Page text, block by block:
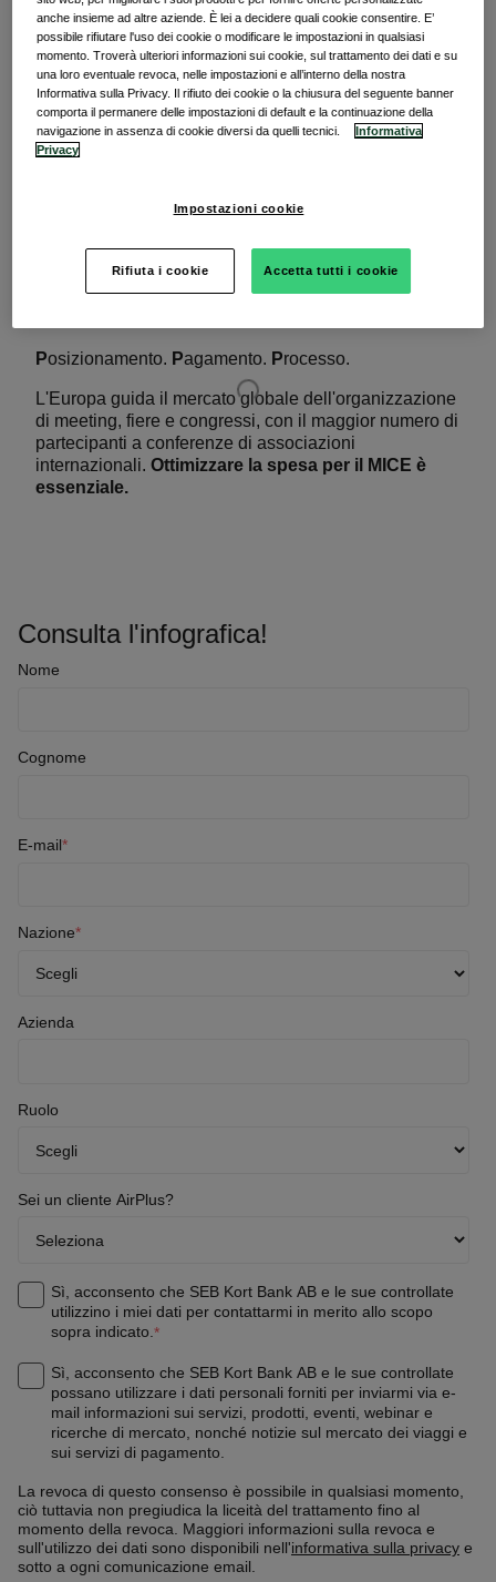
pagamento aziendale.
#MICEpiùsenza!
Posizionamento. Pagamento. Processo.
L'Europa guida il mercato globale dell'organizzazione
di meeting, fiere e congressi, con il maggior numero di
partecipanti a conferenze di associazioni
internazionali. Ottimizzare la spesa per il MICE è
essenziale.
Consulta l'infografica!
Nome
Cognome
E-mail*
Nazione*
Azienda
Ruolo
Sei un cliente AirPlus?
Sì, acconsento che SEB Kort Bank AB e le sue controllate
utilizzino i miei dati per contattarmi in merito allo scopo
sopra indicato. *
Sì, acconsento che SEB Kort Bank AB e le sue controllate
possano utilizzare i dati personali forniti per inviarmi via e-
mail informazioni sui servizi, prodotti, eventi, webinar e
ricerche di mercato, nonché notizie sul mercato dei viaggi e
sui servizi di pagamento.
La revoca di questo consenso è possibile in qualsiasi momento,
ciò tuttavia non pregiudica la liceità del trattamento fino al
momento della revoca. Maggiori informazioni sulla revoca e
sull'utilizzo dei dati sono disponibili nell'informativa sulla privacy e
sotto a ogni comunicazione email.
anche insieme ad altre aziende. È lei a decidere quali cookie consentire. E’
possibile rifiutare l'uso dei cookie o modificare le impostazioni in qualsiasi
momento. Troverà ulteriori informazioni sui cookie, sul trattamento dei dati e su
una loro eventuale revoca, nelle impostazioni e all’interno della nostra
Informativa sulla Privacy. Il rifiuto dei cookie o la chiusura del seguente banner
comporta il permanere delle impostazioni di default e la continuazione della
navigazione in assenza di cookie diversi da quelli tecnici.
Informativa
Privacy
Impostazioni cookie
Rifiuta i cookie Accetta tutti i cookie